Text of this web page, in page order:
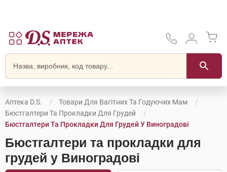
Аптека D.S.
Товари Для Вагітних Та Годуючих Мам
Бюстгалтери Та Прокладки Для Грудей
Бюстгалтери Та Прокладки Для Грудей У Виноградові
Бюстгалтери та прокладки для
грудей у Виноградові